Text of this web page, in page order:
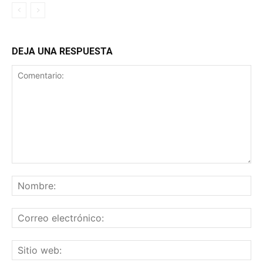
DEJA UNA RESPUESTA